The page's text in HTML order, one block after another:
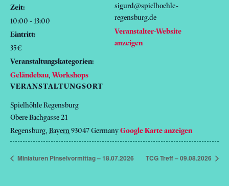
Zeit:
10:00 - 13:00
Eintritt:
35€
Veranstaltungskategorien:
Geländebau, Workshops
VERANSTALTUNGSORT
Spielhöhle Regensburg
Obere Bachgasse 21
Regensburg, Bayern93047GermanyGoogle Karte anzeigen
sigurd@spielhoehle-
regensburg.de
Veranstalter-Website
anzeigen
Miniaturen Pinselvormittag – 18.07.2026 TCG Treff – 09.08.2026